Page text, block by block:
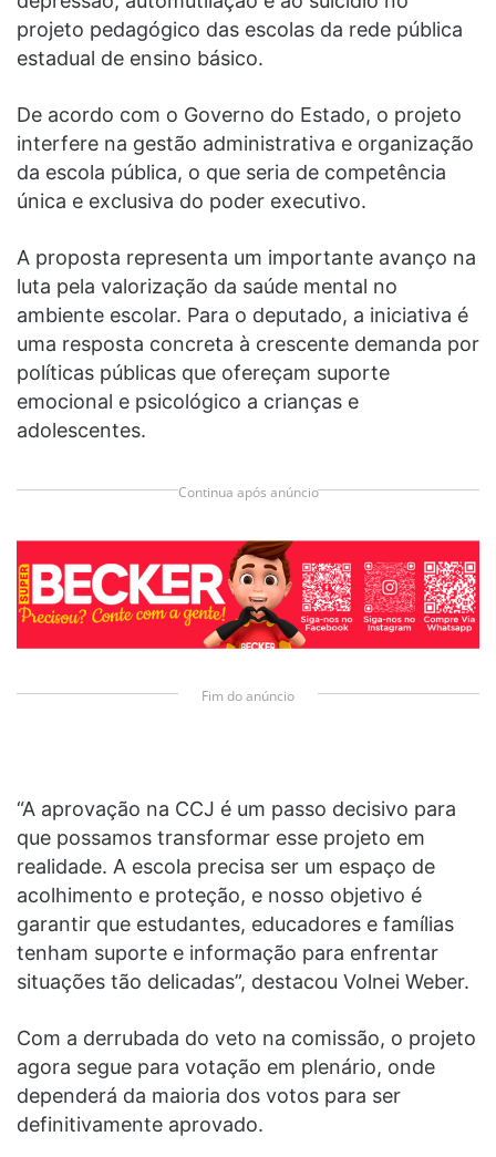
projeto pedagógico das escolas da rede pública
estadual de ensino básico.
De acordo com o Governo do Estado, o projeto
interfere na gestão administrativa e organização
da escola pública, o que seria de competência
única e exclusiva do poder executivo.
A proposta representa um importante avanço na
luta pela valorização da saúde mental no
ambiente escolar. Para o deputado, a iniciativa é
uma resposta concreta à crescente demanda por
políticas públicas que ofereçam suporte
emocional e psicológico a crianças e
adolescentes.
Continua após anúncio
Fim do anúncio
“A aprovação na CCJ é um passo decisivo para
que possamos transformar esse projeto em
realidade. A escola precisa ser um espaço de
acolhimento e proteção, e nosso objetivo é
garantir que estudantes, educadores e famílias
tenham suporte e informação para enfrentar
situações tão delicadas”, destacou Volnei Weber.
Com a derrubada do veto na comissão, o projeto
agora segue para votação em plenário, onde
dependerá da maioria dos votos para ser
definitivamente aprovado.